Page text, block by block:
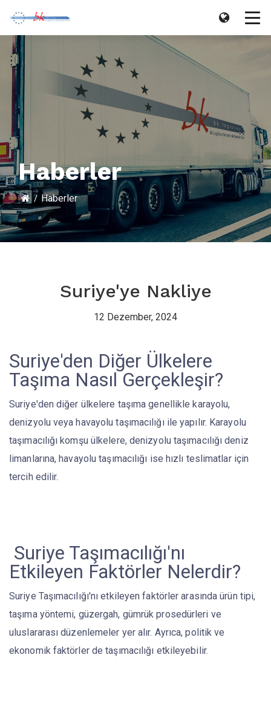
Haberler
Haberler
Suriye'ye Nakliye
12 Dezember, 2024
Suriye'den Diğer Ülkelere
Taşıma Nasıl Gerçekleşir?
Suriye'den diğer ülkelere taşıma genellikle karayolu,
denizyolu veya havayolu taşımacılığı ile yapılır. Karayolu
taşımacılığı komşu ülkelere, denizyolu taşımacılığı deniz
limanlarına, havayolu taşımacılığı ise hızlı teslimatlar için
tercih edilir.
Suriye Taşımacılığı'nı
Etkileyen Faktörler Nelerdir?
Suriye Taşımacılığı'nı etkileyen faktörler arasında ürün tipi,
taşıma yöntemi, güzergah, gümrük prosedürleri ve
uluslararası düzenlemeler yer alır. Ayrıca, politik ve
ekonomik faktörler de taşımacılığı etkileyebilir.